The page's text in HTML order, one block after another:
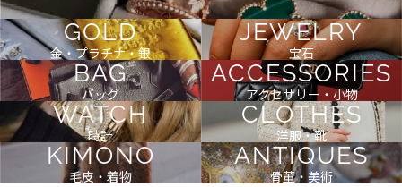
GOLD
金・プラチナ・銀
JEWELRY
宝石
BAG
バッグ
ACCESSORIES
アクセサリー・小物
WATCH
時計
CLOTHES
洋服・靴
KIMONO
毛皮・着物
ANTIQUES
骨董・美術